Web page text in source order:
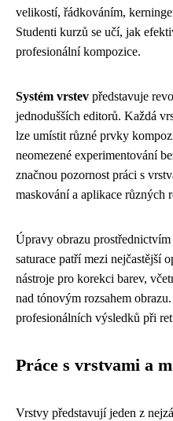
velikostí, řádkováním,
Studenti kurzů se učí, jak
profesionální kompozice.
Systém vrstev představuje
jednodušších editorů. Každá
lze umístit různé prvky
neomezené experimentování
značnou pozornost práci s
maskování a aplikace různých
Úpravy obrazu
saturace patří mezi nejčastější
nástroje pro korekci barev,
nad tónovým rozsahem
profesionálních výsledků při
Práce s vrstvami a
Vrstvy představují jeden z